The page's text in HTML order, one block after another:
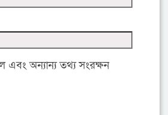
অন্যান্য তথ্য সংরক্ষন